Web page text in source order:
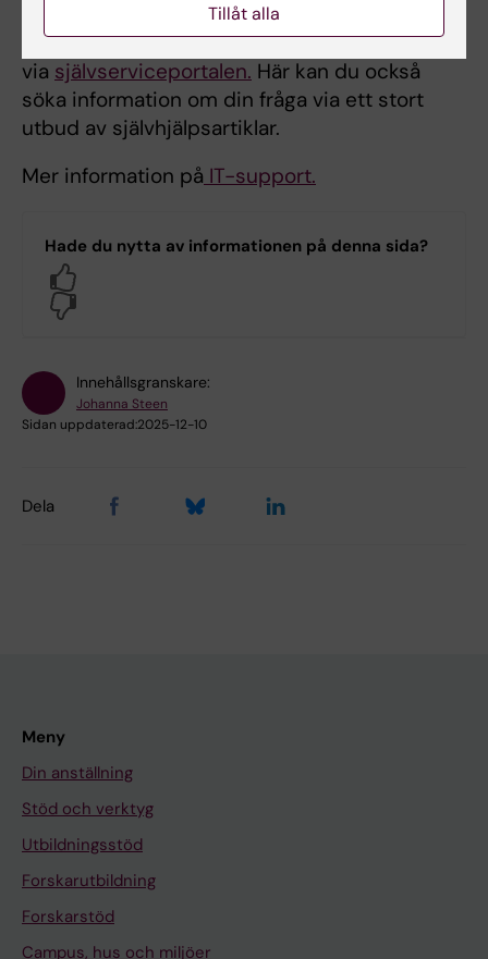
Behöver du hjälp att lösa ett IT-problem är du
välkommen att skapa ett supportärende
via självserviceportalen. Här kan du också
söka information om din fråga via ett stort
utbud av självhjälpsartiklar.
Mer information på IT-support.
Hade du nytta av informationen på denna sida?
Innehållsgranskare:
Johanna Steen
Sidan uppdaterad:2025-12-10
Dela
Meny
Din anställning
Stöd och verktyg
Utbildningsstöd
Forskarutbildning
Forskarstöd
Campus, hus och miljöer
Tillåt alla